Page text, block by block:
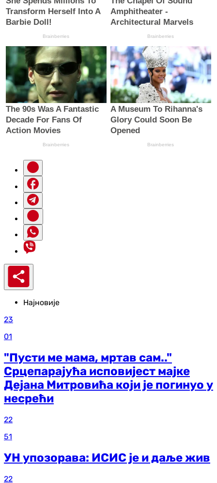
Најновије
23
01
"Пусти ме мама, мртав сам.."
Срцепарајућа исповијест мајке
Дејана Митровића који је погинуо у
несрећи
22
51
УН упозорава: ИСИС је и даље жив
22